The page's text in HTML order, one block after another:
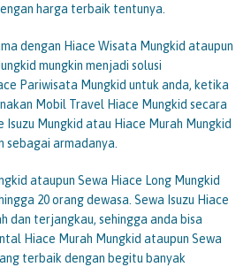
harga terbaik tentunya.
dengan Hiace Wisata Mungkid ataupun
mungkin menjadi solusi
Pariwisata Mungkid untuk anda, ketika
Mobil Travel Hiace Mungkid secara
Isuzu Mungkid atau Hiace Murah Mungkid
sebagai armadanya.
ataupun Sewa Hiace Long Mungkid
20 orang dewasa. Sewa Isuzu Hiace
dan terjangkau, sehingga anda bisa
Hiace Murah Mungkid ataupun Sewa
terbaik dengan begitu banyak